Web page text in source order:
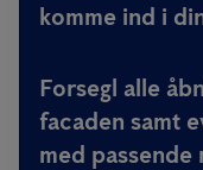
komme ind i
Forsegl alle
facaden samt
med passende